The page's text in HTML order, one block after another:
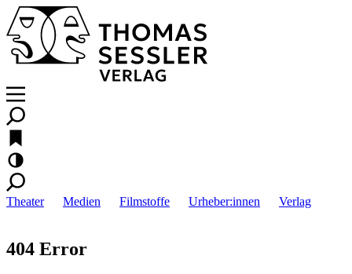
Theater Medien Filmstoffe Urheber:innen Verlag
404 Error